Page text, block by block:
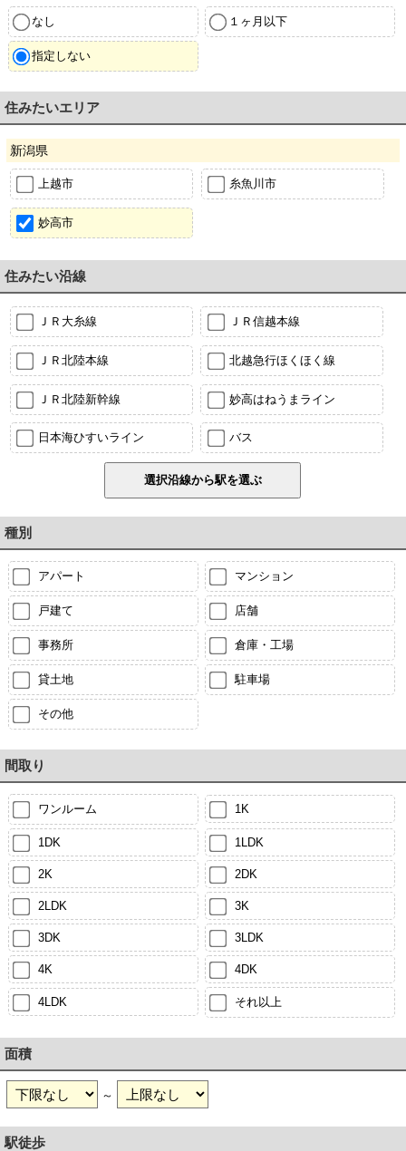
なし １ヶ月以下
指定しない
住みたいエリア
新潟県
上越市 糸魚川市
妙高市
住みたい沿線
ＪＲ大糸線 ＪＲ信越本線
ＪＲ北陸本線 北越急行ほくほく線
ＪＲ北陸新幹線 妙高はねうまライン
日本海ひすいライン バス
種別
アパート マンション
戸建て 店舗
事務所 倉庫・工場
貸土地 駐車場
その他
間取り
ワンルーム 1K
1DK 1LDK
2K 2DK
2LDK 3K
3DK 3LDK
4K 4DK
4LDK それ以上
面積
～
駅徒歩